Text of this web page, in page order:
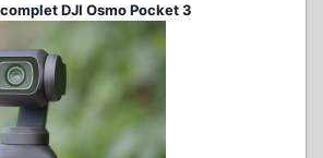
DJI Osmo Pocket 3